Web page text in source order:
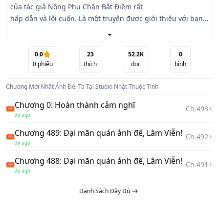
của tác giả Nông Phu Chân Bất Điềm rất
hấp dẫn và lôi cuốn. Là một truyện được giới thiệu với bạn
sẽ được dẫn
dắt vào một thế giới mới lạ, những tình tiết đặc sắc, đọc
truyện Đô Thị, Hệ Thống này để trải nghiệm và cảm nhận
bạn nhé.
Hoành phiêu quần diễn Lâm Viễn thức tỉnh một cái dị năng.
Hắn có thể tại studio nhặt các loại diễn kỹ loại thuộc tính.
Nào đó diễn viên một kính rốt cuộc?
"Leng keng, chúc mừng ngài nhặt được 【 lời kịch bản lĩnh
0.0
0phiếu
23
thích
52.2K
đọc
0
bình
Chương Mới NhấtẢnh Đế: Ta Tại Studio Nhặt Thuộc Tính
Chương 0: Hoàn thành cảm nghĩ
3y ago
Ch.493
Chương 489: Đại mãn quán ảnh đế, Lâm Viễn!
3y ago
Ch.492
Chương 488: Đại mãn quán ảnh đế, Lâm Viễn!
3y ago
Ch.491
Danh Sách Đầy Đủ